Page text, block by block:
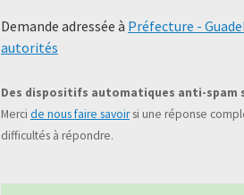
Demande adressée à Préfecture -
autorités
Des dispositifs automatiques anti-spam
Merci de nous faire savoirsi une réponse
difficultés à répondre.